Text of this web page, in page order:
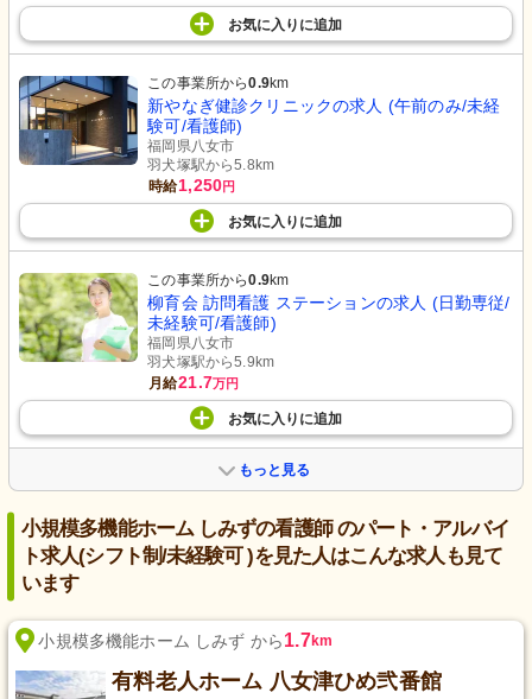
お気に入り に追加
この事業所から0.9km
新やなぎ健診クリニックの求人 (午前のみ/未経
験可/看護師)
福岡県八女市
羽犬塚駅から5.8km
時給1,250円
お気に入り に追加
この事業所から0.9km
柳育会 訪問看護 ステーションの求人 (日勤専従/
未経験可/看護師)
福岡県八女市
羽犬塚駅から5.9km
月給21.7万円
お気に入り に追加
もっと見る
小規模多機能ホーム しみずの看護師 のパート・アルバイ
ト求人(シフト制/未経験可 )を見た人はこんな求人も見て
います
小規模多機能ホーム しみず から1.7km
有料老人ホーム 八女津ひめ弐番館